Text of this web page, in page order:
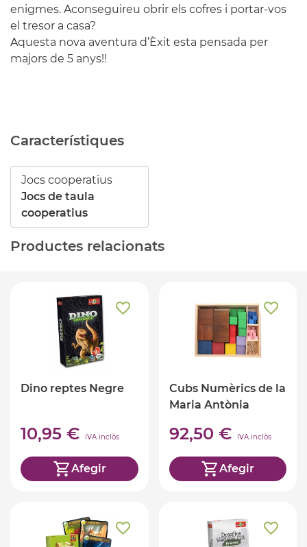
enigmes. Aconseguireu obrir els cofres i portar-vos
el tresor a casa?
Aquesta nova aventura d’Èxit esta pensada per
majors de 5 anys!!
Característiques
Jocs cooperatius
Jocs de taula
cooperatius
Productes relacionats
Dino reptes Negre
10,95 € IVA inclòs
Afegir
Cubs Numèrics de la
Maria Antònia
92,50 € IVA inclòs
Afegir